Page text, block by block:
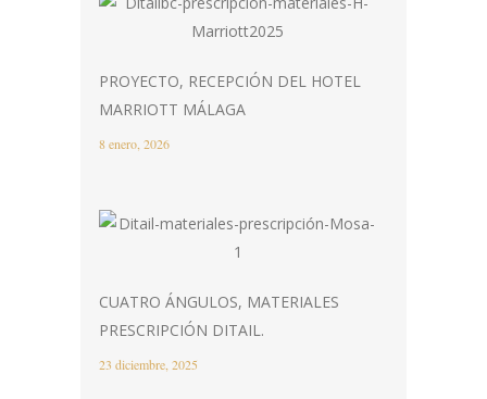
PROYECTO, RECEPCIÓN DEL HOTEL
MARRIOTT MÁLAGA
8 enero, 2026
CUATRO ÁNGULOS, MATERIALES
PRESCRIPCIÓN DITAIL.
23 diciembre, 2025